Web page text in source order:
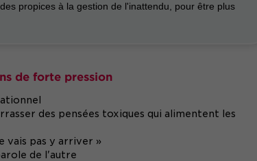
propices à la gestion de l'inattendu, pour être plus
de forte pression
des pensées toxiques qui alimentent les
vais pas y arriver »
de l'autre